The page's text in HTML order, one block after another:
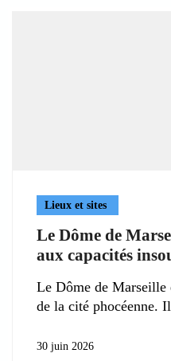
Lieux et sites
Le Dôme de
aux capacités
Le Dôme de Marseille
de la cité phocéenne. Il
30 juin 2026